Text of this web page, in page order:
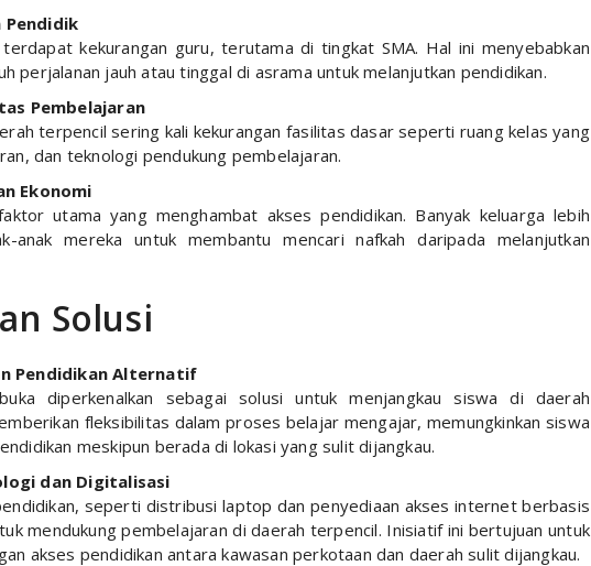
Pendidik
kekurangan guru, terutama di tingkat SMA. Hal ini menyebabkan
perjalanan jauh atau tinggal di asrama untuk melanjutkan pendidikan.
Pembelajaran
terpencil sering kali kekurangan fasilitas dasar seperti ruang kelas yang
dan teknologi pendukung pembelajaran.
Ekonomi
utama yang menghambat akses pendidikan. Banyak keluarga lebih
anak mereka untuk membantu mencari nafkah daripada melanjutkan
Solusi
Pendidikan Alternatif
diperkenalkan sebagai solusi untuk menjangkau siswa di daerah
fleksibilitas dalam proses belajar mengajar, memungkinkan siswa
meskipun berada di lokasi yang sulit dijangkau.
dan Digitalisasi
seperti distribusi laptop dan penyediaan akses internet berbasis
mendukung pembelajaran di daerah terpencil. Inisiatif ini bertujuan untuk
akses pendidikan antara kawasan perkotaan dan daerah sulit dijangkau.